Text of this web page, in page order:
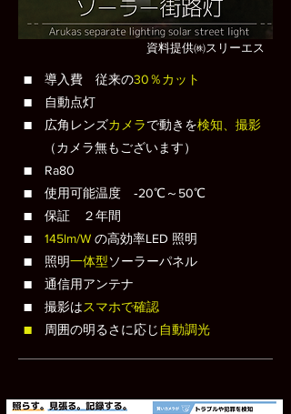
​資料提供㈱スリーエス
■ 導入費 従来の30％カット
■ 自動点灯
■ 広角レンズカメラで動きを検知、撮影
（カメラ無もございます）
■ Ra80
■ 使用可能温度 ‐20℃～50℃
​■ 保証 ２年間
■ 145lm/W の高効率LED 照明
■ 照明一体型ソーラーパネル
■ 通信用アンテナ
​■ 撮影はスマホで確認
​
周囲の明るさに応じ 自動調光